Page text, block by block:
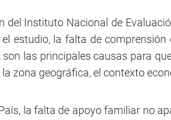
del Instituto Nacional de
estudio, la falta de
son las principales causas para
zona geográfica, el contexto
la falta de apoyo familiar no